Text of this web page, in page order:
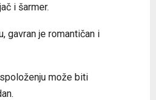
i šarmer.
gavran je romantičan i
može biti